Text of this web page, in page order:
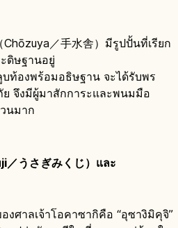
（Chōzuya／手水舎）มีรูปปั้นที่เรียก
ดิษฐานอยู่
ท้องพร้อมอธิษฐาน จะได้รับพร
จึงมีผู้มาสักการะและพนมมือ
นมาก
うさぎみくじ）และ
งศาลเจ้าโอคาซากิคือ “อุซางิมิคุจิ”